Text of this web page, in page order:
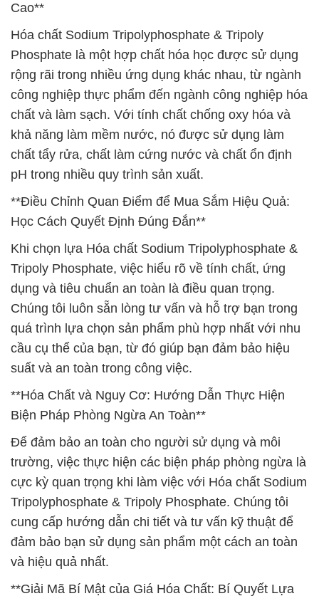
Cao**
Hóa chất Sodium Tripolyphosphate & Tripoly
Phosphate là một hợp chất hóa học được sử dụng
rộng rãi trong nhiều ứng dụng khác nhau, từ ngành
công nghiệp thực phẩm đến ngành công nghiệp hóa
chất và làm sạch. Với tính chất chống oxy hóa và
khả năng làm mềm nước, nó được sử dụng làm
chất tẩy rửa, chất làm cứng nước và chất ổn định
pH trong nhiều quy trình sản xuất.
**Điều Chỉnh Quan Điểm để Mua Sắm Hiệu Quả:
Học Cách Quyết Định Đúng Đắn**
Khi chọn lựa Hóa chất Sodium Tripolyphosphate &
Tripoly Phosphate, việc hiểu rõ về tính chất, ứng
dụng và tiêu chuẩn an toàn là điều quan trọng.
Chúng tôi luôn sẵn lòng tư vấn và hỗ trợ bạn trong
quá trình lựa chọn sản phẩm phù hợp nhất với nhu
cầu cụ thể của bạn, từ đó giúp bạn đảm bảo hiệu
suất và an toàn trong công việc.
**Hóa Chất và Nguy Cơ: Hướng Dẫn Thực Hiện
Biện Pháp Phòng Ngừa An Toàn**
Để đảm bảo an toàn cho người sử dụng và môi
trường, việc thực hiện các biện pháp phòng ngừa là
cực kỳ quan trọng khi làm việc với Hóa chất Sodium
Tripolyphosphate & Tripoly Phosphate. Chúng tôi
cung cấp hướng dẫn chi tiết và tư vấn kỹ thuật để
đảm bảo bạn sử dụng sản phẩm một cách an toàn
và hiệu quả nhất.
**Giải Mã Bí Mật của Giá Hóa Chất: Bí Quyết Lựa